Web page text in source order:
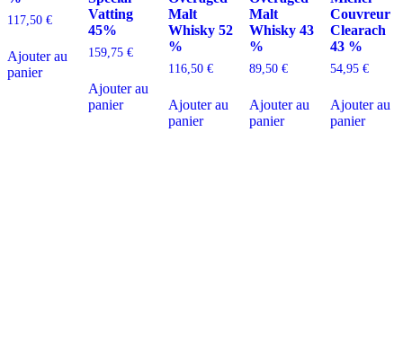
117,50 €
Ajouter au
panier
Vatting
45%
159,75 €
Ajouter au
panier
Malt
Whisky 52
%
116,50€
Ajouter au
panier
Malt
Whisky 43
%
89,50 €
Ajouter au
panier
Couvreur
Clearach
43 %
54,95 €
Ajouter au
panier